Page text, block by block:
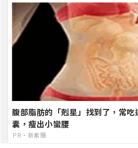
腹部脂肪的「剋星」找到了，常
囊，瘦出小蠻腰
PR・新素簡